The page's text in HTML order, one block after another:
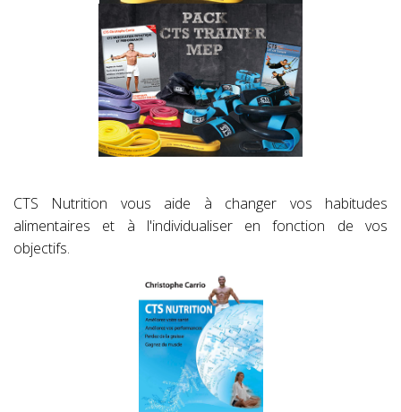
CTS Nutrition vous aide à changer vos habitudes
alimentaires et à l'individualiser en fonction de vos
objectifs.